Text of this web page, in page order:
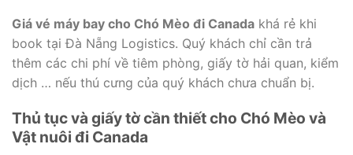
Giá vé máy bay cho Chó Mèo đi Canada khá rẻ khi
book tại Đà Nẵng Logistics. Quý khách chỉ cần trả
thêm các chi phí về tiêm phòng, giấy tờ hải quan, kiểm
dịch … nếu thú cưng của quý khách chưa chuẩn bị.
Thủ tục và giấy tờ cần thiết cho Chó Mèo và
Vật nuôi đi Canada